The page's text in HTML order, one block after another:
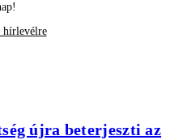
hírlevélre
újra beterjeszti az